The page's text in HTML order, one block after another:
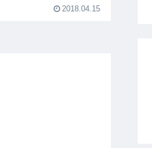
2018.04.15